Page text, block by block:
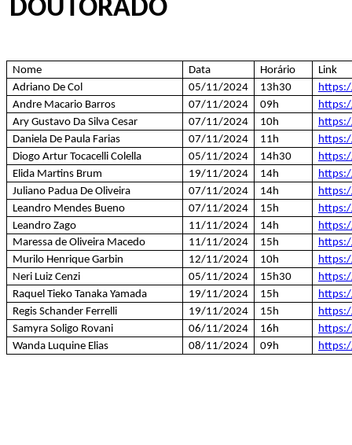
DOUTORADO
Nome Data Horário
Link
Adriano De Col
05/11/2024 13h30
Andre Macario Barros
07/11/2024 09h
Ary Gustavo Da Silva Cesar
07/11/2024 10h
Daniela De Paula Farias
07/11/2024 11h
Diogo Artur Tocacelli Colella
05/11/2024 14h30
Elida Martins Brum
19/11/2024 14h
Juliano Padua De Oliveira
07/11/2024 14h
Leandro Mendes Bueno
07/11/2024 15h
Leandro Zago
11/11/2024 14h
Maressa de Oliveira Macedo
11/11/2024 15h
Murilo Henrique Garbin
12/11/2024 10h
Neri Luiz Cenzi
05/11/2024 15h30
Raquel Tieko Tanaka Yamada
19/11/2024 15h
Regis Schander Ferrelli
19/11/2024 15h
Samyra Soligo Rovani
06/11/2024 16h
Wanda Luquine Elias
08/11/2024 09h